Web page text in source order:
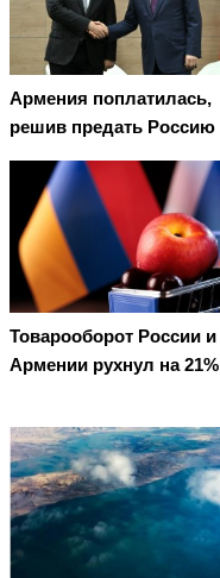
Армения поплатилась,
решив предать Россию
Товарооборот России и
Армении рухнул на 21%